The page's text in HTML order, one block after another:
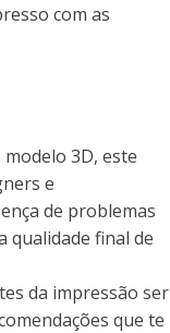
com as
3D, este
e
de problemas
qualidade final de
da impressão ser
que te